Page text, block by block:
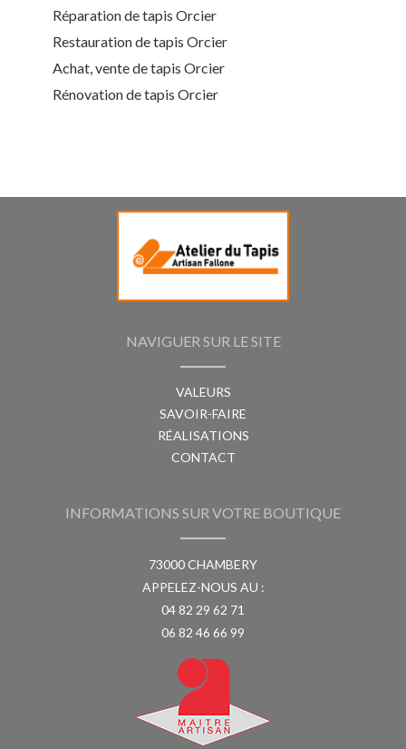
Réparation de tapis Orcier
Restauration de tapis Orcier
Achat, vente de tapis Orcier
Rénovation de tapis Orcier
NAVIGUER SUR LE SITE
VALEURS
SAVOIR-FAIRE
RÉALISATIONS
CONTACT
INFORMATIONS SUR VOTRE BOUTIQUE
73000 CHAMBERY
APPELEZ-NOUS AU :
04 82 29 62 71
06 82 46 66 99